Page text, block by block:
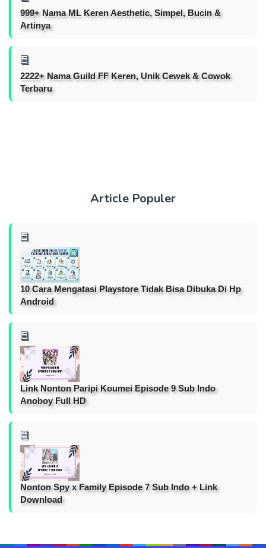
999+ Nama ML Keren Aesthetic, Simpel, Bucin &
Artinya
2222+ Nama Guild FF Keren, Unik Cewek & Cowok
Terbaru
Article Populer
10 Cara Mengatasi Playstore Tidak Bisa Dibuka Di Hp
Android
Link Nonton Paripi Koumei Episode 9 Sub Indo
Anoboy Full HD
Nonton Spy x Family Episode 7 Sub Indo + Link
Download